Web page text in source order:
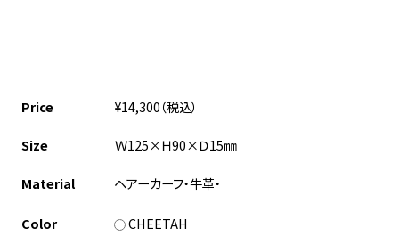
Price ¥14,300（税込）
Size Ｗ125×Ｈ90×Ｄ15㎜
Material ヘアーカーフ・牛革・
Color
CHEETAH